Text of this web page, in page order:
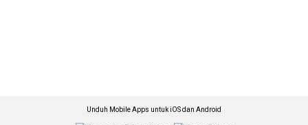
Unduh Mobile Apps untuk iOS dan Android